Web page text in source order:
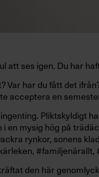
att ses igen. Du har
Var har du fått det
acceptera en
Pliktskyldigt
i en mysig hög på
rynkor, sonens
#familjenärallt,
den här